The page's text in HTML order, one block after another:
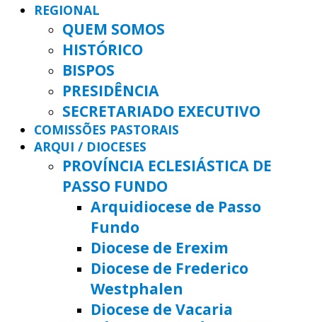
REGIONAL
QUEM SOMOS
HISTÓRICO
BISPOS
PRESIDÊNCIA
SECRETARIADO EXECUTIVO
COMISSÕES PASTORAIS
ARQUI / DIOCESES
PROVÍNCIA ECLESIÁSTICA DE
PASSO FUNDO
Arquidiocese de Passo
Fundo
Diocese de Erexim
Diocese de Frederico
Westphalen
Diocese de Vacaria